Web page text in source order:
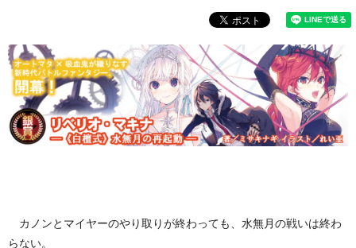
カノンとマイヤーのやり取りが終わっても、水無月の戦いは終わ
らない。